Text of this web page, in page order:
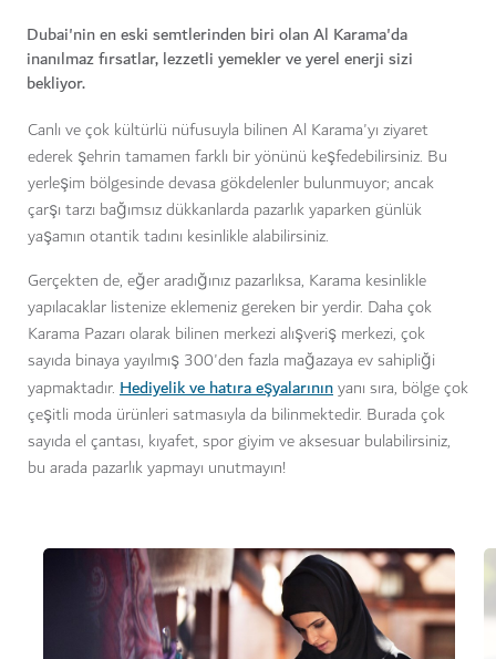
Dubai'nin en eski semtlerinden biri olan Al Karama'da
inanılmaz fırsatlar, lezzetli yemekler ve yerel enerji sizi
bekliyor.
Canlı ve çok kültürlü nüfusuyla bilinen Al Karama'yı ziyaret
ederek şehrin tamamen farklı bir yönünü keşfedebilirsiniz. Bu
yerleşim bölgesinde devasa gökdelenler bulunmuyor; ancak
çarşı tarzı bağımsız dükkanlarda pazarlık yaparken günlük
yaşamın otantik tadını kesinlikle alabilirsiniz.
Gerçekten de, eğer aradığınız pazarlıksa, Karama kesinlikle
yapılacaklar listenize eklemeniz gereken bir yerdir. Daha çok
Karama Pazarı olarak bilinen merkezi alışveriş merkezi, çok
sayıda binaya yayılmış 300'den fazla mağazaya ev sahipliği
yapmaktadır. Hediyelik ve hatıra eşyalarınınyanı sıra, bölge çok
çeşitli moda ürünleri satmasıyla da bilinmektedir. Burada çok
sayıda el çantası, kıyafet, spor giyim ve aksesuar bulabilirsiniz,
bu arada pazarlık yapmayı unutmayın!